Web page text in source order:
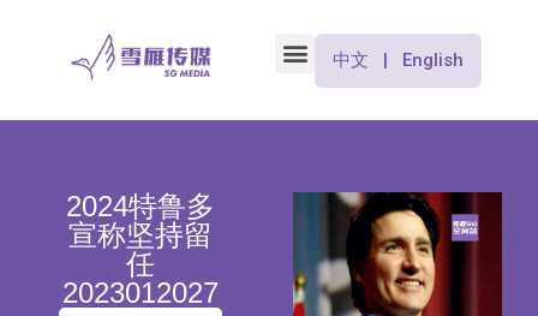
中文 | English
2024特鲁多
宣称坚持留
任
2023012027